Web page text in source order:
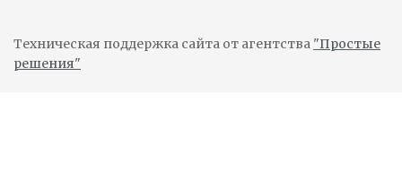
Техническая поддержка сайта от агентства "Простые
решения"